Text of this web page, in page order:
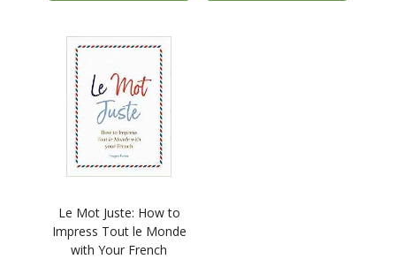
Le Mot Juste: How to
Impress Tout le Monde
with Your French